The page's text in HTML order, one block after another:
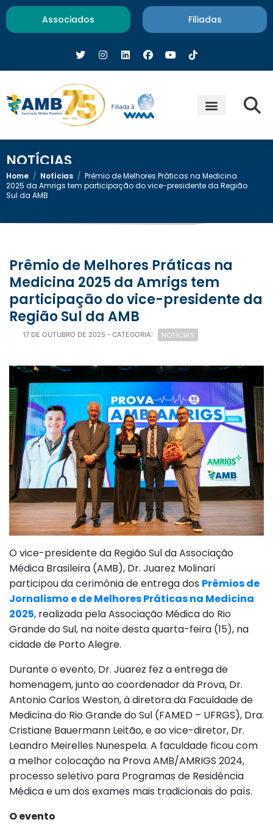
Associados Filiadas
NOTÍCIAS
Home / Notícias / Prêmio de Melhores Práticas na Medicina
2025 da Amrigs tem participação do vice-presidente da Região
Sul da AMB
Prêmio de Melhores Práticas na
Medicina 2025 da Amrigs tem
participação do vice-presidente da
Região Sul da AMB
17 DE OUTUBRO DE 2025 - CATEGORIA: NOTÍCIAS
O vice-presidente da Região Sul da Associação
Médica Brasileira (AMB), Dr. Juarez Molinari
participou da cerimônia de entrega dos Prêmios de
Jornalismo e de Melhores Práticas na Medicina
2025, realizada pela Associação Médica do Rio
Grande do Sul, na noite desta quarta-feira (15), na
cidade de Porto Alegre.
Durante o evento, Dr. Juarez fez a entrega de
homenagem, junto ao coordenador da Prova, Dr.
Antonio Carlos Weston, à diretora da Faculdade de
Medicina do Rio Grande do Sul (FAMED – UFRGS), Dra.
Cristiane Bauermann Leitão, e ao vice-diretor, Dr.
Leandro Meirelles Nunespela. A faculdade ficou com
a melhor colocação na Prova AMB/AMRIGS 2024,
processo seletivo para Programas de Residência
Médica e um dos exames mais tradicionais do país.
O evento